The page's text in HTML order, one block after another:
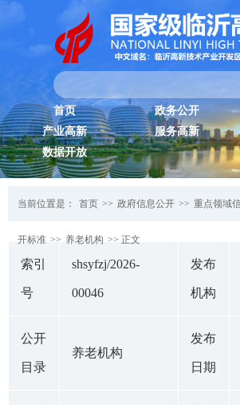
首页 政务公开
产业高新
服务高新
数据开放
当前位置是： 首页 >> 政府信息公开 >> 重点领域
开标准 >> 养老机构 >> 正文
索引
号
shsyfzj/2026-
00046
发布
机构
公开
目录
养老机构
发布
日期